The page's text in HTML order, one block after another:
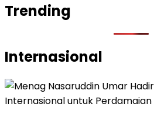
Trending
Internasional